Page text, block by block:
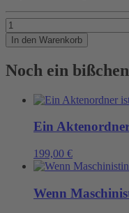
Nicht
von
Pappe
In den Warenkorb
Noch ein
Ein
199,00 €
Wenn